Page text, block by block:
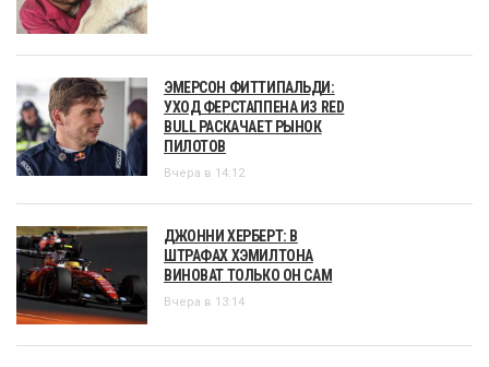
ЭМЕРСОН ФИТТИПАЛЬДИ:
УХОД ФЕРСТАППЕНА ИЗ RED
BULL РАСКАЧАЕТ РЫНОК
ПИЛОТОВ
Вчера в 14:12
ДЖОННИ ХЕРБЕРТ: В
ШТРАФАХ ХЭМИЛТОНА
ВИНОВАТ ТОЛЬКО ОН САМ
Вчера в 13:14